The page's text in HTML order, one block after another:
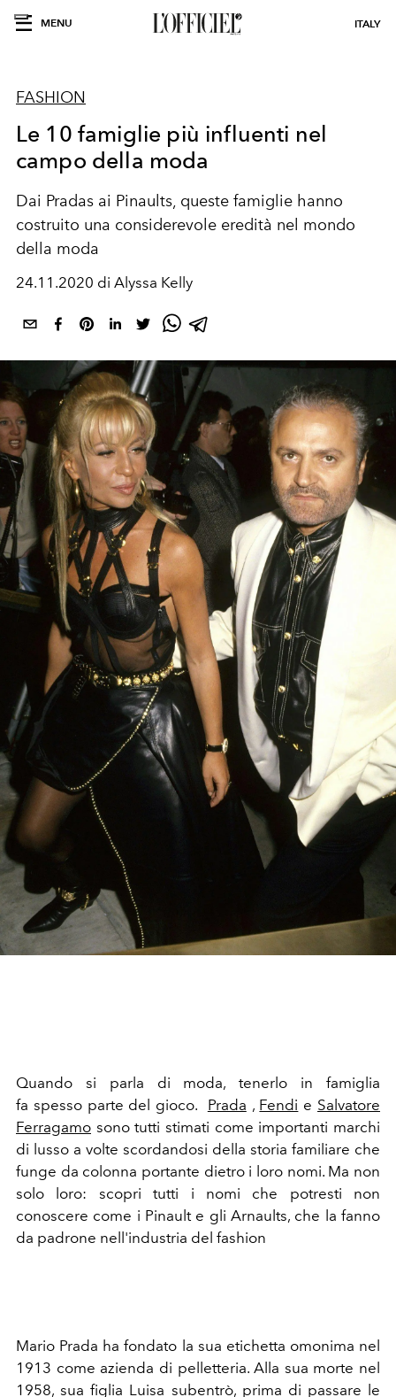
MENU ITALY
FASHION
Le 10 famiglie più influenti nel
campo della moda
Dai Pradas ai Pinaults, queste famiglie hanno
costruito una considerevole eredità nel mondo
della moda
24.11.2020 di Alyssa Kelly
Quando si parla di moda, tenerlo in famiglia
fa spesso parte del gioco. Prada , Fendi e Salvatore
Ferragamo sono tutti stimati come importanti marchi
di lusso a volte scordandosi della storia familiare che
funge da colonna portante dietro i loro nomi. Ma non
solo loro: scopri tutti i nomi che potresti non
conoscere come i Pinault e gli Arnaults, che la fanno
da padrone nell'industria del fashion
Mario Prada ha fondato la sua etichetta omonima nel
1913 come azienda di pelletteria. Alla sua morte nel
1958, sua figlia Luisa subentrò, prima di passare le